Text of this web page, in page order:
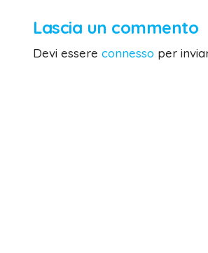
Lascia un commento
Devi essere connesso per